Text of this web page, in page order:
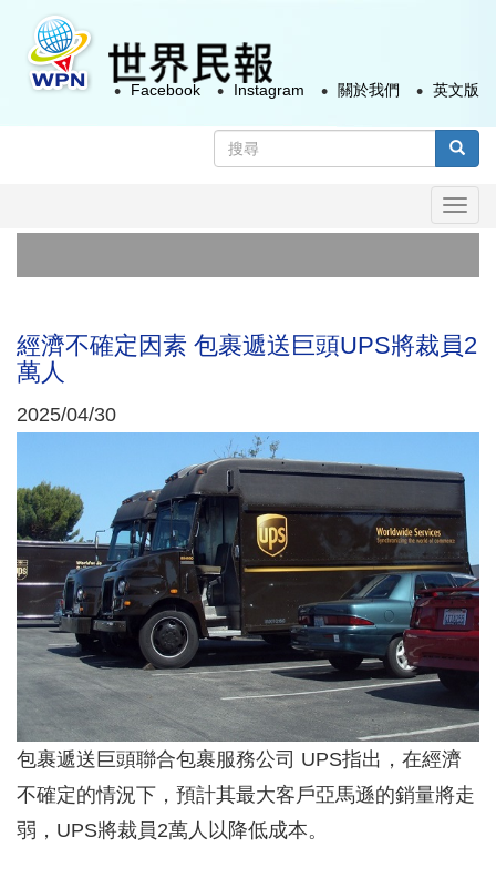
容
搜
尋
Facebook Instagram 關於我們 英文版
經濟不確定因素 包裹遞送巨頭UPS將裁員2
萬人
2025/04/30
包裹遞送巨頭聯合包裹服務公司 UPS指出，在經濟
不確定的情況下，預計其最大客戶亞馬遜的銷量將走
弱，UPS將裁員2萬人以降低成本。